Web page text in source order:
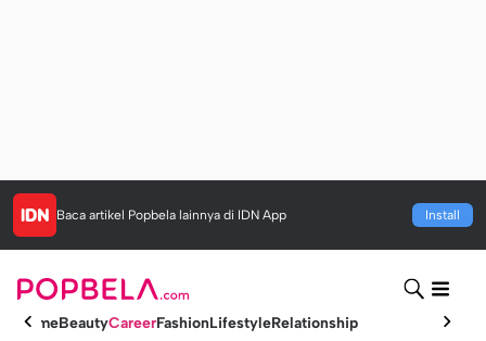
Baca artikel Popbela lainnya di IDN App Install
HomeBeautyCareerFashionLifestyleRelationship